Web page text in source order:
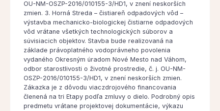
OU-NM-OSZP-2016/010155-3/HD1, v znení neskorších
zmien. 3. Horná Streda – čistiareň odpadových vôd –
výstavba mechanicko-biologickej čistiarne odpadových
vôd vrátane všetkých technologických súborov a
súvisiacich objektov. Stavba bude realizovaná na
základe právoplatného vodoprávneho povolenia
vydaného Okresným úradom Nové Mesto nad Váhom,
odbor starostlivosti o životné prostredie, č. j. OU-NM-
OSZP-2016/010155-3/HD1, v znení neskorších zmien.
Zákazka je z dôvodu viaczdrojového financovania
členená na tri Etapy podľa zmluvy o dielo. Podrobný opis
predmetu vrátane projektovej dokumentácie, výkazu